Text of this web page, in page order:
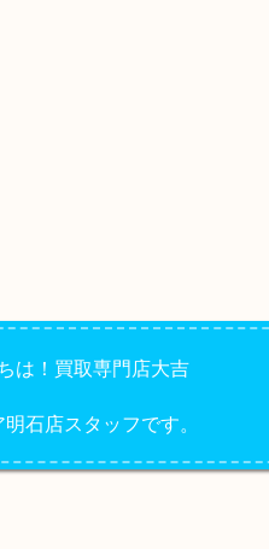
は！買取専門店大吉
石店スタッフです。